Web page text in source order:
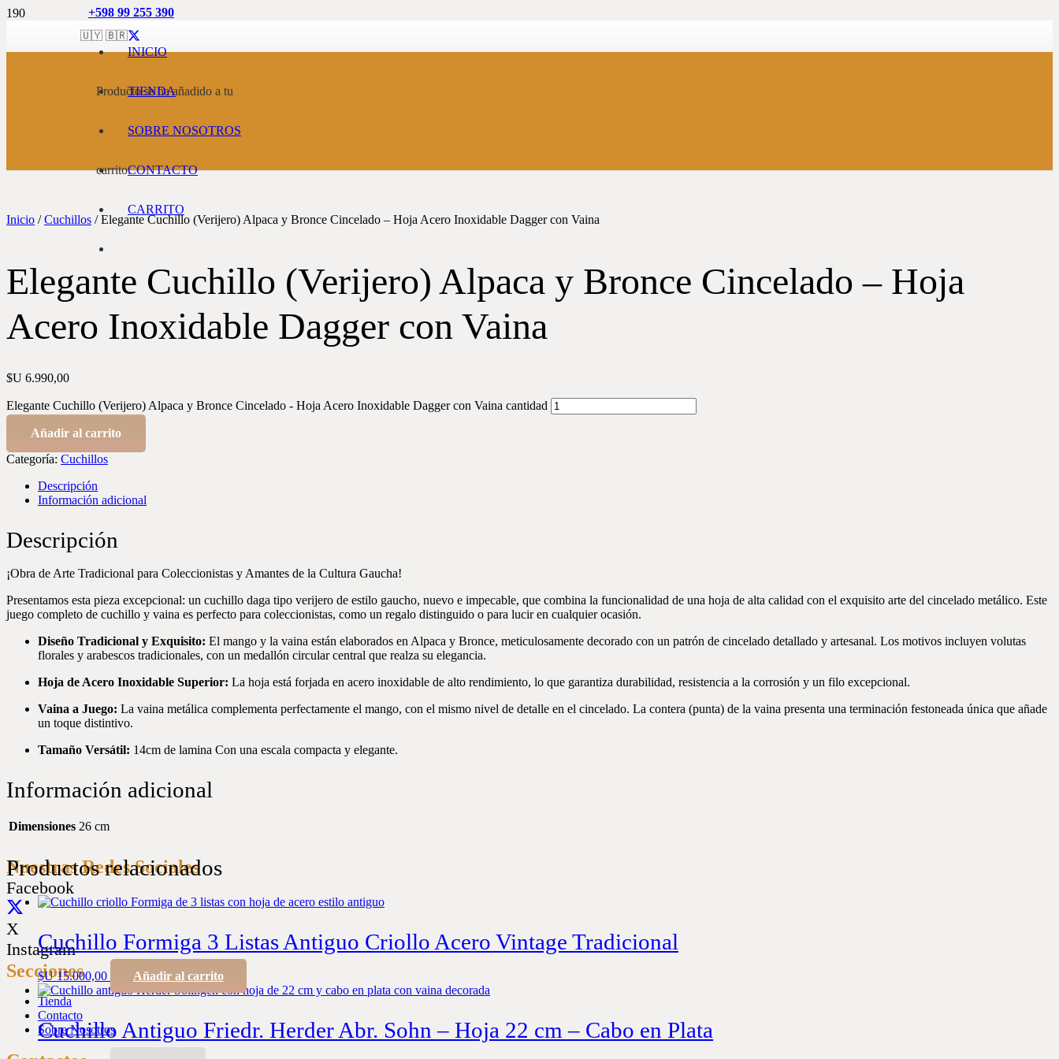
🇺🇾 🇧🇷
+598 99 255 390
Productose ha añadido a tu
carrito.
INICIO
TIENDA
SOBRE NOSOTROS
CONTACTO
CARRITO
Inicio /Cuchillos / Elegante Cuchillo (Verijero) Alpaca y Bronce Cincelado – Hoja Acero Inoxidable Dagger con Vaina
Elegante Cuchillo (Verijero) Alpaca y Bronce Cincelado – Hoja
Acero Inoxidable Dagger con Vaina
$U 6.990,00
Elegante Cuchillo (Verijero) Alpaca y Bronce Cincelado - Hoja Acero Inoxidable Dagger con Vaina cantidad
Añadir al carrito
Categoría: Cuchillos
Descripción
Información adicional
Descripción
¡Obra de Arte Tradicional para Coleccionistas y Amantes de la Cultura Gaucha!
Presentamos esta pieza excepcional: un cuchillo daga tipo verijero de estilo gaucho, nuevo e impecable, que combina la funcionalidad de una hoja de alta calidad con el exquisito arte del cincelado metálico. Este
juego completo de cuchillo y vaina es perfecto para coleccionistas, como un regalo distinguido o para lucir en cualquier ocasión.
Diseño Tradicional y Exquisito: El mango y la vaina están elaborados en Alpaca y Bronce, meticulosamente decorado con un patrón de cincelado detallado y artesanal. Los motivos incluyen volutas
florales y arabescos tradicionales, con un medallón circular central que realza su elegancia.
Hoja de Acero Inoxidable Superior: La hoja está forjada en acero inoxidable de alto rendimiento, lo que garantiza durabilidad, resistencia a la corrosión y un filo excepcional.
Vaina a Juego: La vaina metálica complementa perfectamente el mango, con el mismo nivel de detalle en el cincelado. La contera (punta) de la vaina presenta una terminación festoneada única que añade
un toque distintivo.
Tamaño Versátil: 14cm de lamina Con una escala compacta y elegante.
Información adicional
Dimensiones 26 cm
Productos relacionados
Cuchillo Formiga 3 Listas Antiguo Criollo Acero Vintage Tradicional
$U15.000,00 Añadir al carrito
Cuchillo Antiguo Friedr. Herder Abr. Sohn – Hoja 22 cm – Cabo en Plata
Nuestras Redes Sociales
Facebook
X
Instagram
Secciones
Tienda
Contacto
Sobre Nosotros